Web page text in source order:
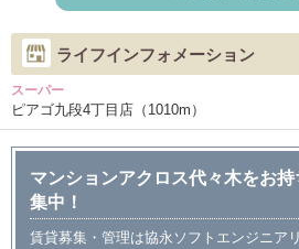
ライフインフォメーション
スーパー
ピアゴ九段4丁目店（1010m）
マンションアクロス代々木をお
集中！
賃貸募集・管理は協永ソフトエンジニア